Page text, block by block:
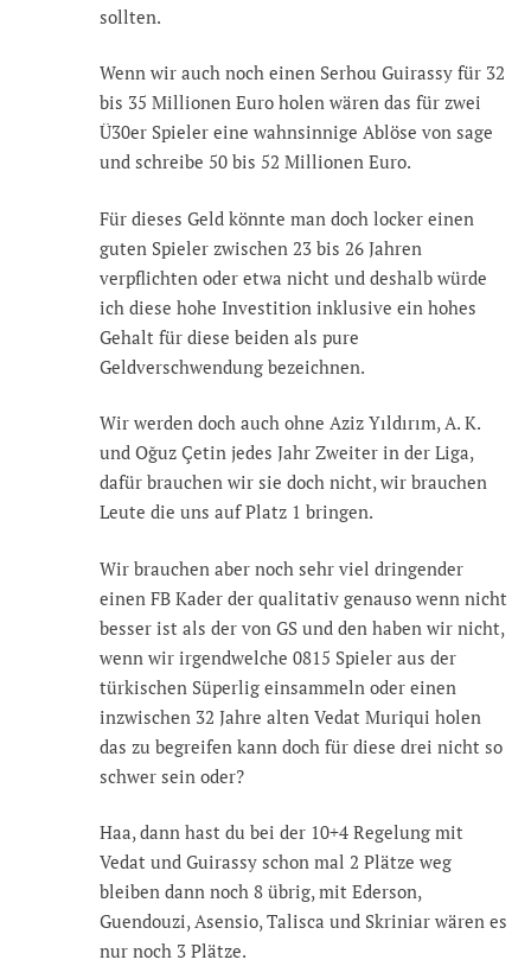
sollten.
Wenn wir auch noch einen Serhou Guirassy für 32
bis 35 Millionen Euro holen wären das für zwei
Ü30er Spieler eine wahnsinnige Ablöse von sage
und schreibe 50 bis 52 Millionen Euro.
Für dieses Geld könnte man doch locker einen
guten Spieler zwischen 23 bis 26 Jahren
verpflichten oder etwa nicht und deshalb würde
ich diese hohe Investition inklusive ein hohes
Gehalt für diese beiden als pure
Geldverschwendung bezeichnen.
Wir werden doch auch ohne Aziz Yıldırım, A. K.
und Oğuz Çetin jedes Jahr Zweiter in der Liga,
dafür brauchen wir sie doch nicht, wir brauchen
Leute die uns auf Platz 1 bringen.
Wir brauchen aber noch sehr viel dringender
einen FB Kader der qualitativ genauso wenn nicht
besser ist als der von GS und den haben wir nicht,
wenn wir irgendwelche 0815 Spieler aus der
türkischen Süperlig einsammeln oder einen
inzwischen 32 Jahre alten Vedat Muriqui holen
das zu begreifen kann doch für diese drei nicht so
schwer sein oder?
Haa, dann hast du bei der 10+4 Regelung mit
Vedat und Guirassy schon mal 2 Plätze weg
bleiben dann noch 8 übrig, mit Ederson,
Guendouzi, Asensio, Talisca und Skriniar wären es
nur noch 3 Plätze.